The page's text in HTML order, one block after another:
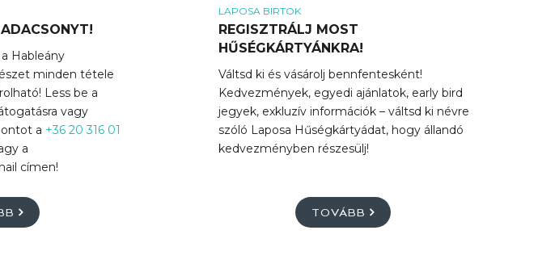
Hableány
minden tétele
Less be a
vagy
a +36 20 316 01
a
címen!
LAPOSA BIRTOK
REGISZTRÁLJ MOST
HŰSÉGKÁRTYÁNKRA!
Váltsd ki és vásárolj bennfentesként!
Kedvezmények, egyedi ajánlatok, early bird
jegyek, exkluzív információk – váltsd ki névre
szóló Laposa Hűségkártyádat, hogy állandó
kedvezményben részesülj!
TOVÁBB